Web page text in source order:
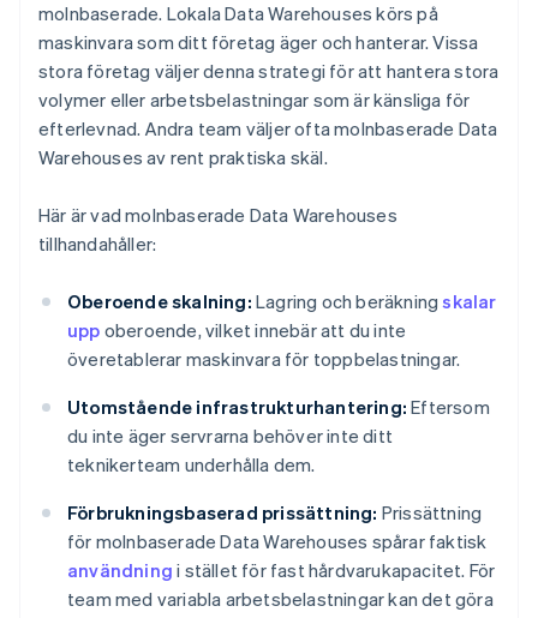
molnbaserade. Lokala Data Warehouses körs på
maskinvara som ditt företag äger och hanterar. Vissa
stora företag väljer denna strategi för att hantera stora
volymer eller arbetsbelastningar som är känsliga för
efterlevnad. Andra team väljer ofta molnbaserade Data
Warehouses av rent praktiska skäl.
Här är vad molnbaserade Data Warehouses
tillhandahåller:
Oberoende skalning: Lagring och beräkningskalar
upp oberoende, vilket innebär att du inte
överetablerar maskinvara för toppbelastningar.
Utomstående infrastrukturhantering: Eftersom
du inte äger servrarna behöver inte ditt
teknikerteam underhålla dem.
Förbrukningsbaserad prissättning: Prissättning
för molnbaserade Data Warehouses spårar faktisk
användning i stället för fast hårdvarukapacitet. För
team med variabla arbetsbelastningar kan det göra